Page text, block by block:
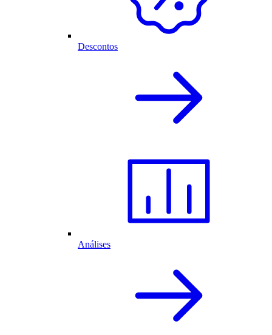
Descontos
Análises